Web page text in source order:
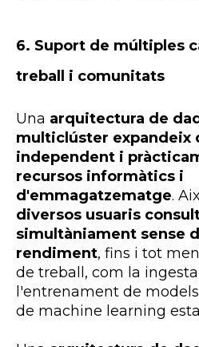
6. Suport de múltiples
treball i comunitats
Una arquitectura de
multiclúster expandeix
independent i
recursos informàtics i
d'emmagatzematge.
diversos usuaris
simultàniament sense
rendiment, fins i tot
de treball, com la
l'entrenament de models
de machine learning